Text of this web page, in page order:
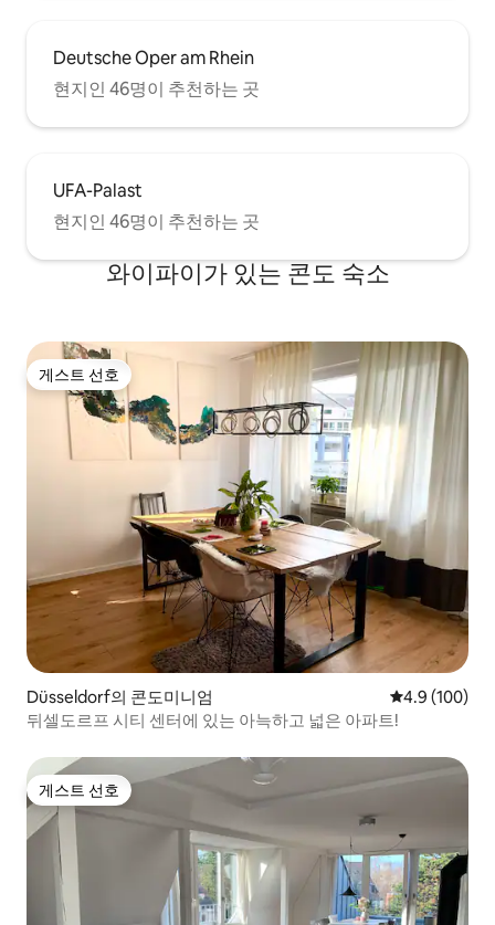
Deutsche Oper am Rhein
현지인 46명이 추천하는 곳
UFA-Palast
현지인 46명이 추천하는 곳
와이파이가 있는 콘도 숙소
게스트 선호
게스트 선호
Düsseldorf의 콘도미니엄 평점 4.9점(5
4.9 (100)
뒤셀도르프 시티 센터에 있는 아늑하고 넓은 아파트!
게스트 선호
게스트 선호